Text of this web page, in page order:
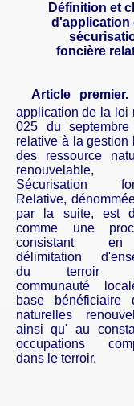
Définition et
d'application
foncière
Article premier.
application de la loi
025 du septembre
relative à la gestion
des ressource
Sécurisation
Relative,
par la suite, est
comme une
consistant
délimitation
du terroir
communauté
base bénéficiaire
naturelles
ainsiqu' au
occupations
dans le terroir.